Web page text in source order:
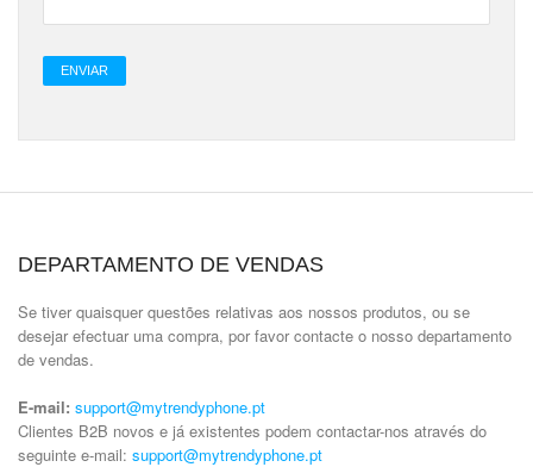
DEPARTAMENTO DE VENDAS
Se tiver quaisquer questões relativas aos nossos produtos, ou se
desejar efectuar uma compra, por favor contacte o nosso departamento
de vendas.
E-mail: support@mytrendyphone.pt
Clientes B2B novos e já existentes podem contactar-nos através do
seguinte e-mail: support@mytrendyphone.pt